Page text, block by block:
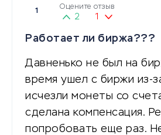
1
Оцените отзыв
2 1
Работает ли биржа???
Давненько не был на
время ушел с биржи из-
исчезли монеты со
сделана компенсация.
попробовать еще раз.